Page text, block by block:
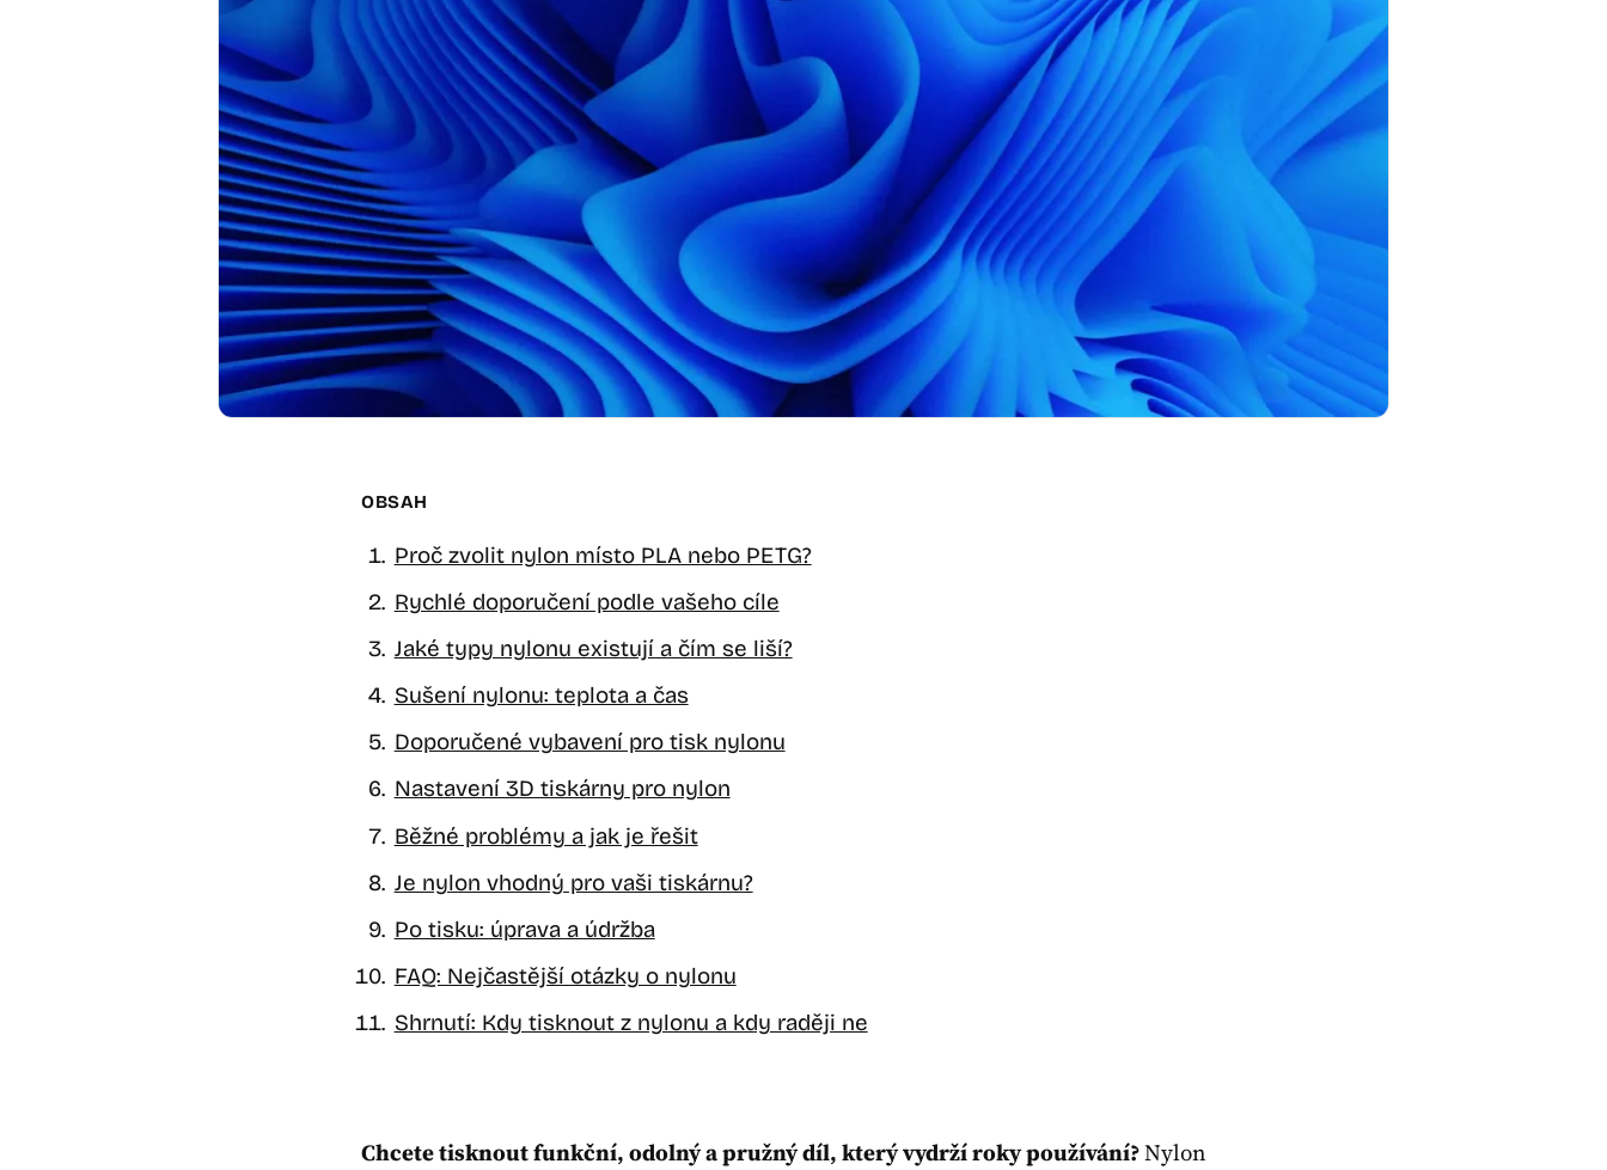
OBSAH
Proč zvolit nylon místo PLA nebo PETG?
Rychlé doporučení podle vašeho cíle
Jaké typy nylonu existují a čím se liší?
Sušení nylonu: teplota a čas
Doporučené vybavení pro tisk nylonu
Nastavení 3D tiskárny pro nylon
Běžné problémy a jak je řešit
Je nylon vhodný pro vaši tiskárnu?
Po tisku: úprava a údržba
FAQ: Nejčastější otázky o nylonu
Shrnutí: Kdy tisknout z nylonu a kdy raději ne
Chcete tisknout funkční, odolný a pružný díl, který vydrží roky používání?Nylon